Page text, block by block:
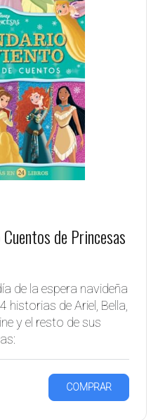
de Princesas
de la espera navideña
de Ariel, Bella,
y el resto de sus
COMPRAR